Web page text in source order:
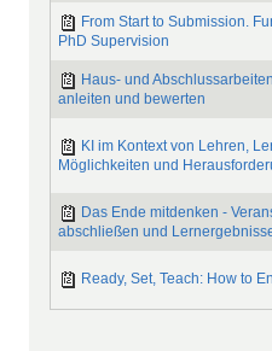
From Start to Submission.
PhD Supervision
Haus- und
anleiten und bewerten
KI im Kontext von Lehren,
Möglichkeiten und
Das Ende mitdenken -
abschließen und
Ready, Set, Teach: How to